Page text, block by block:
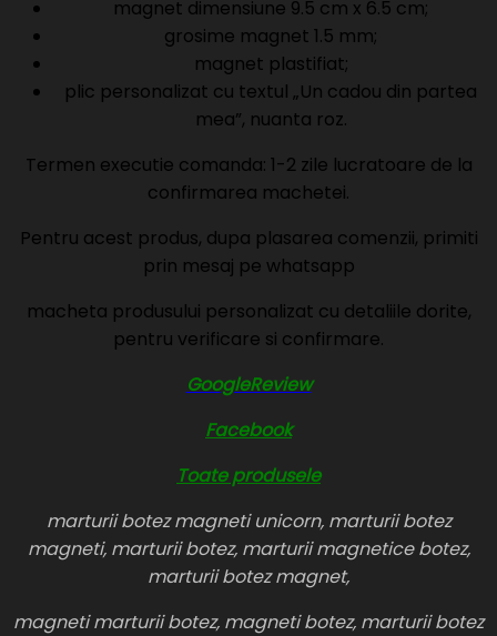
magnet dimensiune 9.5 cm x 6.5 cm;
grosime magnet 1.5 mm;
magnet plastifiat;
plic personalizat cu textul „Un cadou din partea
mea”, nuanta roz.
Termen executie comanda: 1-2 zile lucratoare de la
confirmarea machetei.
Pentru acest produs, dupa plasarea comenzii, primiti
prin mesaj pe whatsapp
macheta produsului personalizat cu detaliile dorite,
pentru verificare si confirmare.
GoogleReview
Facebook
Toate produsele
marturii botez magneti unicorn, marturii botez
magneti, marturii botez, marturii magnetice botez,
marturii botez magnet,
magneti marturii botez, magneti botez, marturii botez